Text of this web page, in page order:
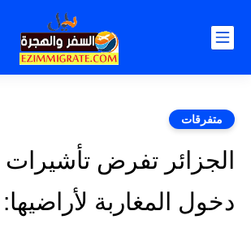
متفرقات
الجزائر تفرض
دخول المغاربة